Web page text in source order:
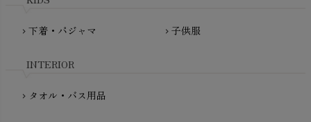
PRISTINE（プリスティン）
fromF（フロムエフ）
My Little Cozmo（マイリトルコズモ）
NewNative（ニューネイティブ）
chevron_right 下着・パジャマ chevron_right 子供服
INTERIOR
chevron_right タオル・バス用品